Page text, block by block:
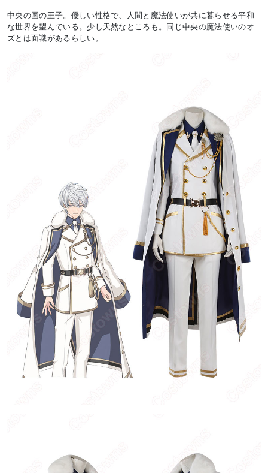
中央の国の王子。優しい性格で、人間と魔法使いが共に暮らせる平和
な世界を望んでいる。少し天然なところも。同じ中央の魔法使いのオ
ズとは面識があるらしい。